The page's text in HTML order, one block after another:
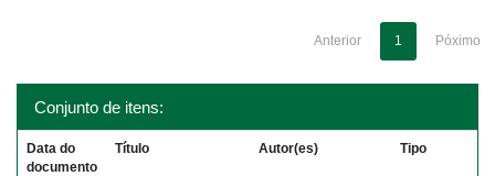
Anterior 1 Póximo
Conjunto de itens:
Data do
documento
Título Autor(es) Tipo